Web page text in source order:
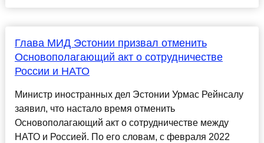
Глава МИД Эстонии призвал отменить
Основополагающий акт о сотрудничестве
России и НАТО
Министр иностранных дел Эстонии Урмас Рейнсалу
заявил, что настало время отменить
Основополагающий акт о сотрудничестве между
НАТО и Россией. По его словам, с февраля 2022